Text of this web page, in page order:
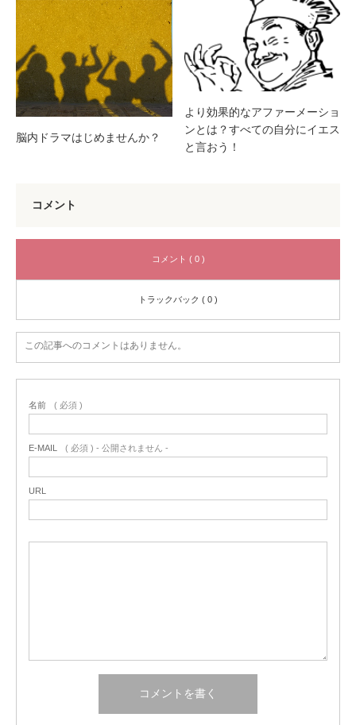
脳内ドラマはじめませんか？
より効果的なアファーメーショ
ンとは？すべての自分にイエス
と言おう！
コメント
コメント ( 0 )
トラックバック ( 0 )
この記事へのコメントはありません。
名前 ( 必須 )
E-MAIL ( 必須 ) - 公開されません -
URL